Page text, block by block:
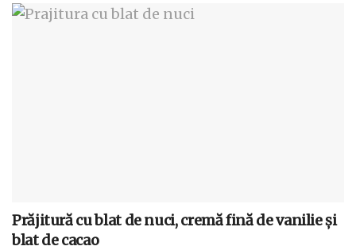
Prăjitură cu blat de nuci, cremă fină de vanilie și
blat de cacao